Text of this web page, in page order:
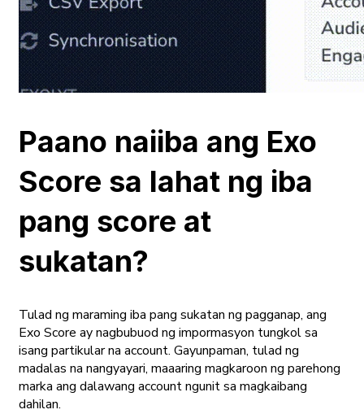
Paano naiiba ang Exo
Score sa lahat ng iba
pang score at
sukatan?
Tulad ng maraming iba pang sukatan ng pagganap, ang
Exo Score ay nagbubuod ng impormasyon tungkol sa
isang partikular na account. Gayunpaman, tulad ng
madalas na nangyayari, maaaring magkaroon ng parehong
marka ang dalawang account ngunit sa magkaibang
dahilan.